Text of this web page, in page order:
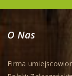
O Nas
Firma